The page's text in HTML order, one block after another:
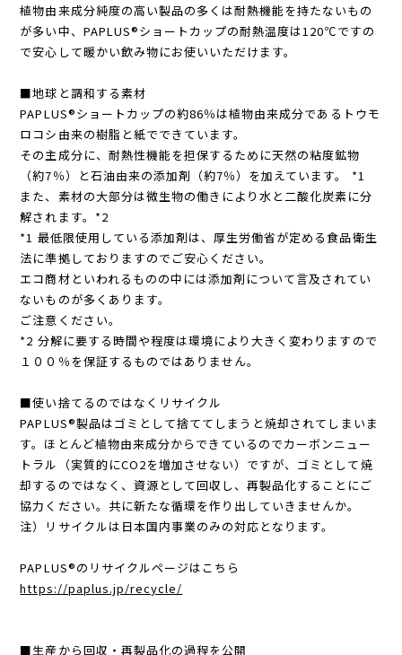
植物由来成分純度の高い製品の多くは耐熱機能を持たないもの
が多い中、PAPLUS®ショートカップの耐熱温度は120℃ですの
で安心して暖かい飲み物にお使いいただけます。
■地球と調和する素材
PAPLUS®ショートカップの約86％は植物由来成分であるトウモ
ロコシ由来の樹脂と紙でできています。
その主成分に、耐熱性機能を担保するために天然の粘度鉱物
（約7％）と石油由来の添加剤（約7％）を加えています。 *1
また、素材の大部分は微生物の働きにより水と二酸化炭素に分
解されます。*2
*1 最低限使用している添加剤は、厚生労働省が定める食品衛生
法に準拠しておりますのでご安心ください。
エコ商材といわれるものの中には添加剤について言及されてい
ないものが多くあります。
ご注意ください。
*2 分解に要する時間や程度は環境により大きく変わりますので
１００％を保証するものではありません。
■使い捨てるのではなくリサイクル
PAPLUS®製品はゴミとして捨ててしまうと焼却されてしまいま
す。ほとんど植物由来成分からできているのでカーボンニュー
トラル（実質的にCO2を増加させない）ですが、ゴミとして焼
却するのではなく、資源として回収し、再製品化することにご
協力ください。共に新たな循環を作り出していきませんか。
注）リサイクルは日本国内事業のみの対応となります。
PAPLUS®のリサイクルページはこちら
https://paplus.jp/recycle/
■生産から回収・再製品化の過程を公開